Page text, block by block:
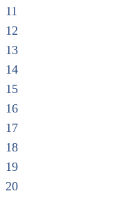
11
12
13
14
15
16
17
18
19
20